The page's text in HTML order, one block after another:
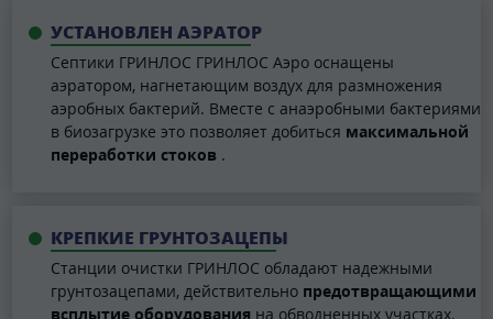
УСТАНОВЛЕН АЭРАТОР
Септики ГРИНЛОС ГРИНЛОС Аэро оснащены
аэратором, нагнетающим воздух для размножения
аэробных бактерий. Вместе с анаэробными бактериями
в биозагрузке это позволяет добиться максимальной
переработки стоков .
КРЕПКИЕ ГРУНТОЗАЦЕПЫ
Станции очистки ГРИНЛОС обладают надежными
грунтозацепами, действительно предотвращающими
всплытие оборудования на обводненных участках.